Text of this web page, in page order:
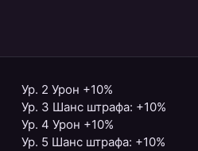
Ур. 2 Урон +10%
Ур. 3 Шанс штрафа: +10%
Ур. 4 Урон +10%
Ур. 5 Шанс штрафа: +10%